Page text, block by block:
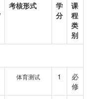
考核形式
学
分
课
程
类
别
体育测试 1
必
修